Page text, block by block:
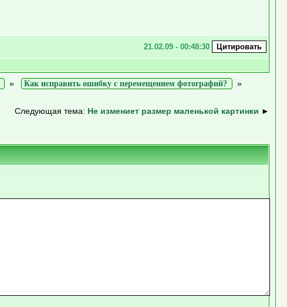
21.02.09 - 00:48:30
» Как исправить ошибку с перемещением фотографий? »
Следующая тема: Не измениет размер маленькой картинки ►